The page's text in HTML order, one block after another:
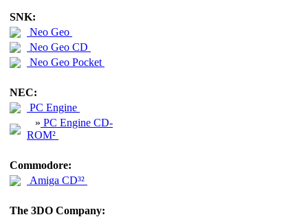
SNK:
Neo Geo
Neo Geo CD
Neo Geo Pocket
NEC:
PC Engine
» PC Engine CD-
ROM²
Commodore:
Amiga CD³²
The 3DO Company: